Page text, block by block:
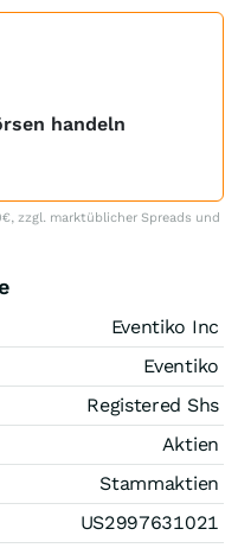
handeln
zzgl. marktüblicher Spreads und
Eventiko Inc
Eventiko
Registered Shs
Aktien
Stammaktien
US2997631021